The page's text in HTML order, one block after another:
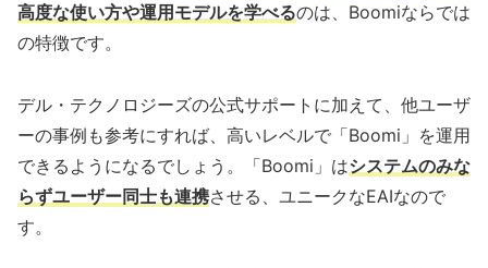
高度な使い方や運用モデルを学べるのは、Boomiならでは
の特徴です。
デル・テクノロジーズの公式サポートに加えて、他ユーザ
ーの事例も参考にすれば、高いレベルで「Boomi」を運用
できるようになるでしょう。「Boomi」はシステムのみな
らずユーザー同士も連携させる、ユニークなEAIなので
す。